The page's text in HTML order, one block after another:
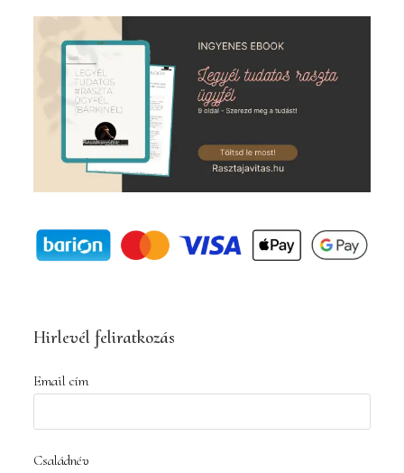
to
Hirlevél feliratkozás
Email cím
Családnév